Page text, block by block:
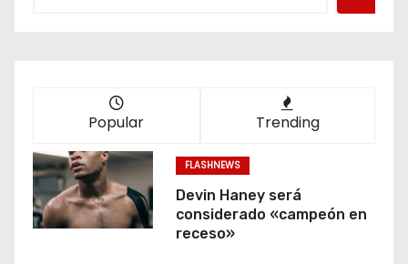
Popular Trending
FLASHNEWS
Devin Haney será
considerado «campeón en
receso»